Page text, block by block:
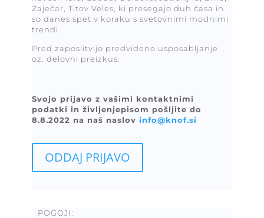
Zaječar, Titov Veles, ki presegajo duh časa in
so danes spet v koraku s svetovnimi modnimi
trendi.
Pred zaposlitvijo predvideno usposabljanje
oz. delovni preizkus.
Svojo prijavo z vašimi kontaktnimi
podatki in življenjepisom pošljite do
8.8.2022 na naš naslov info@knof.si
ODDAJ PRIJAVO
POGOJI: